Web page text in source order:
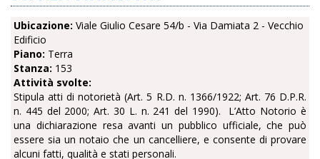
Ubicazione: Viale Giulio Cesare 54/b - Via Damiata 2 - Vecchio
Edificio
Piano: Terra
Stanza: 153
Attività svolte:
Stipula atti di notorietà (Art. 5 R.D. n. 1366/1922; Art. 76 D.P.R.
n. 445 del 2000; Art. 30 L. n. 241 del 1990).
L’Atto Notorio è
una dichiarazione resa avanti un pubblico ufficiale, che può
essere sia un notaio che un cancelliere, e consente di provare
alcuni fatti, qualità e stati personali.